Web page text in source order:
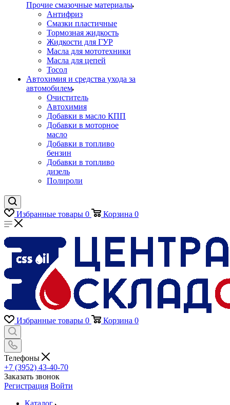
Прочие смазочные материалы
Антифриз
Смазки пластичные
Тормозная жидкость
Жидкости для ГУР
Масла для мототехники
Масла для цепей
Тосол
Автохимия и средства ухода за
автомобилем
Очиститель
Автохимия
Добавки в масло КПП
Добавки в моторное
масло
Добавки в топливо
бензин
Добавки в топливо
дизель
Полироли
Избранные товары 0 Корзина 0
Избранные товары 0 Корзина 0
Телефоны
+7 (3952) 43-40-70
Заказать звонок
Регистрация Войти
Каталог